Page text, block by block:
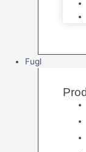
Fugl